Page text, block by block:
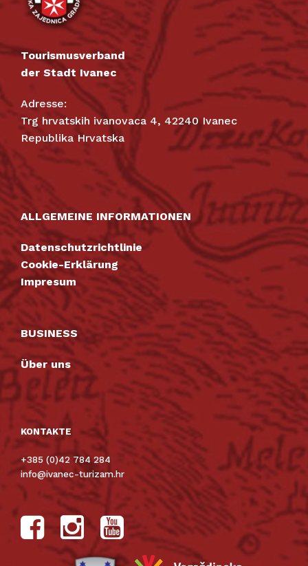
Tourismusverband
der Stadt Ivanec
Adresse:
Trg hrvatskih ivanovaca 4, 42240 Ivanec
Republika Hrvatska
ALLGEMEINE INFORMATIONEN
Datenschutzrichtlinie
Cookie-Erklärung
Impresum
BUSINESS
Über uns
KONTAKTE
+385 (0)42 784 284
info@ivanec-turizam.hr